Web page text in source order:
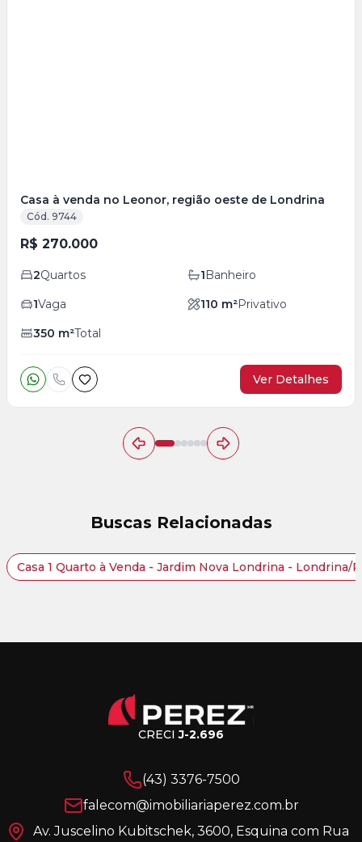
Casa à venda no Leonor, região oeste de Londrina
Cód. 9744
R$ 270.000
2Quartos 1Banheiro
1Vaga 110 m²Privativo
350 m²Total
Ver Detalhes
Buscas Relacionadas
Casa 1 Quarto à Venda - Jardim Nova Londrina - Londrina/
CRECIJ-2.696
(43) 3376-7500
falecom@imobiliariaperez.com.br
Av. Juscelino Kubitschek, 3600, Esquina com Rua